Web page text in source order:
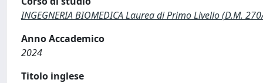
INGEGNERIA BIOMEDICA Laurea di Primo Livello (D.M.
Anno Accademico
2024
Titolo inglese